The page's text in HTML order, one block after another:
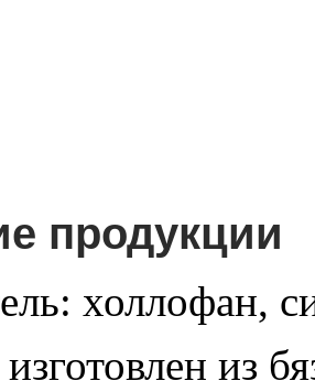
продукции
холлофан,
из